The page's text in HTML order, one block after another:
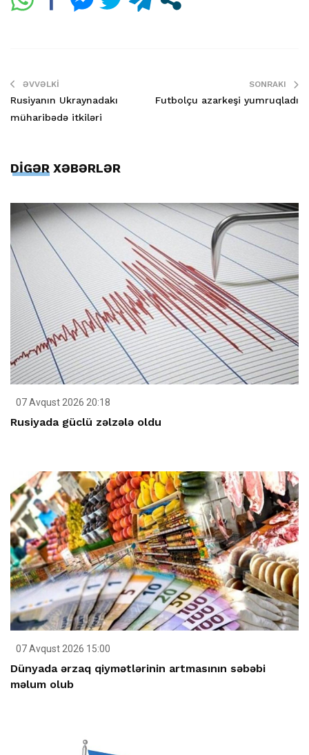
ƏVVƏLKI
Rusiyanın Ukraynadakı
müharibədə itkiləri
SONRAKI
Futbolçu azarkeşi yumruqladı
DİGƏR XƏBƏRLƏR
07 Avqust 2026 20:18
Rusiyada güclü zəlzələ oldu
07 Avqust 2026 15:00
Dünyada ərzaq qiymətlərinin artmasının səbəbi
məlum olub